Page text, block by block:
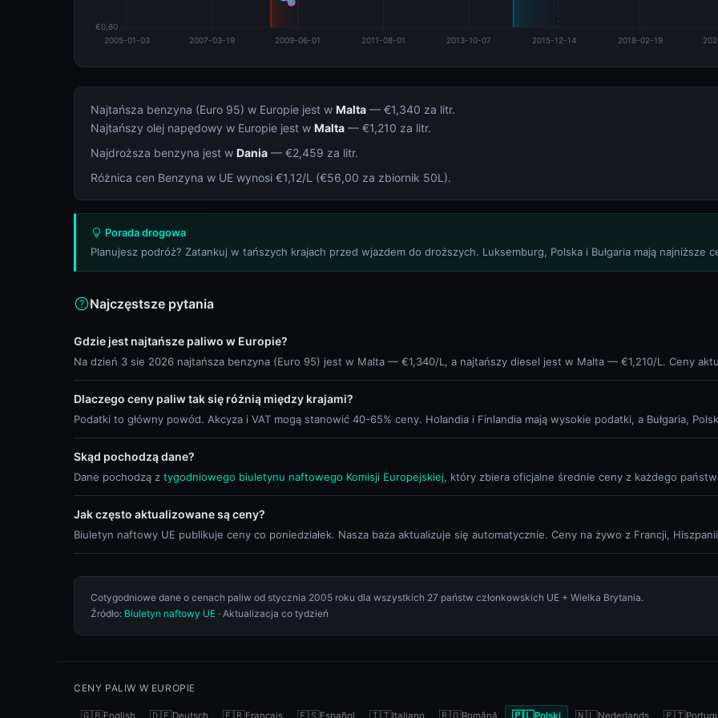
Najtańsza benzyna (Euro 95) w Europie jest w Malta — €1,340 za litr.
Najtańszy olej napędowy w Europie jest w Malta — €1,210 za litr.
Najdroższa benzyna jest w Dania — €2,459 za litr.
Różnica cen Benzyna w UE wynosi €1,12/L (€56,00 za zbiornik 50L).
Porada drogowa
Planujesz podróż? Zatankuj w tańszych krajach przed wjazdem do droższych. Luksemburg, Polska i Bułgaria mają najniższe
Najczęstsze pytania
Gdzie jest najtańsze paliwo w Europie?
Na dzień 3 sie 2026 najtańsza benzyna (Euro 95) jest w Malta — €1,340/L, a najtańszy diesel jest w Malta — €1,210/L. Ceny
Dlaczego ceny paliw tak się różnią między krajami?
Podatki to główny powód. Akcyza i VAT mogą stanowić 40-65% ceny. Holandia i Finlandia mają wysokie podatki, a Bułgaria,
Skąd pochodzą dane?
Dane pochodzą z tygodniowego biuletynu naftowego Komisji Europejskiej, który zbiera oficjalne średnie ceny z każdego
Jak często aktualizowane są ceny?
Biuletyn naftowy UE publikuje ceny co poniedziałek. Nasza baza aktualizuje się automatycznie. Ceny na żywo z Francji,
Cotygodniowe dane o cenach paliw od stycznia 2005 roku dla wszystkich 27 państw członkowskich UE + Wielka Brytania.
Źródło: Biuletyn naftowy UE · Aktualizacja co tydzień
CENY PALIW W EUROPIE
English Deutsch Français Español Italiano Română Polski Nederlands